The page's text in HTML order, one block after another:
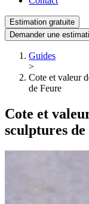
Estimation gratuite
Demander une
Guides
>
Cote et valeur
de Feure
Cote et
sculptures